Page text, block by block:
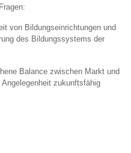
Bildungseinrichtungen und
des Bildungssystems der
Balance zwischen Markt und
zukunftsfähig